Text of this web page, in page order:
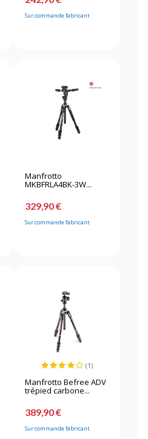
Sur commande fabricant
Manfrotto
MKBFRLA4BK-3W...
329,90 €
Sur commande fabricant
(1)
Manfrotto Befree ADV
trépied carbone...
389,90 €
Sur commande fabricant